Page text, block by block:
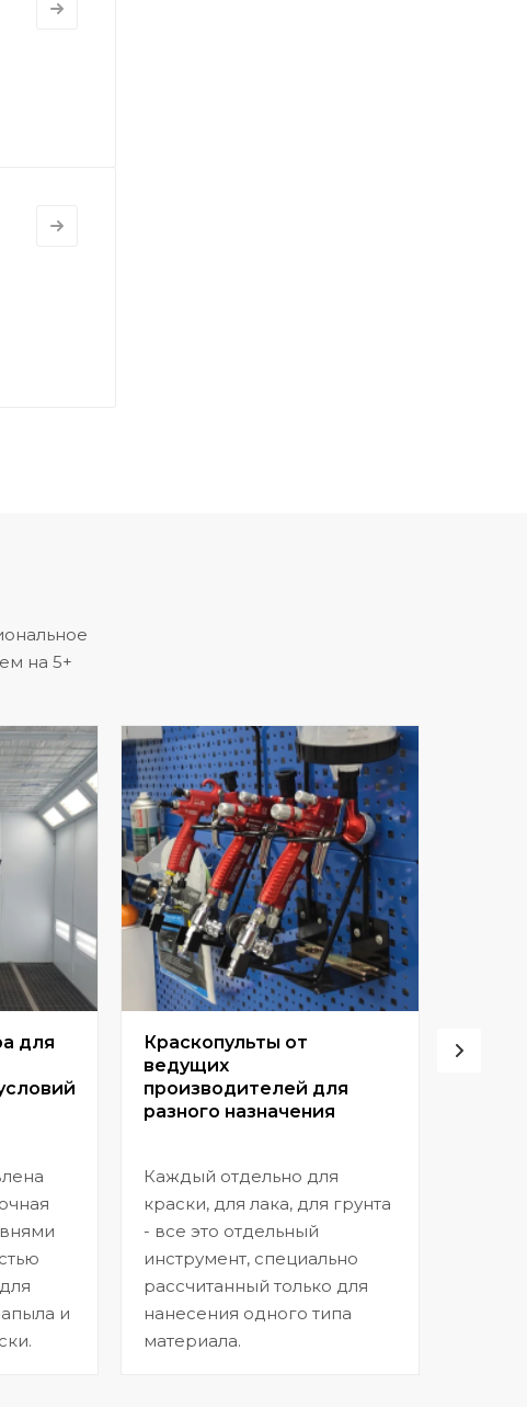
на 5+
для
и
Краскопульты от
ведущих
производителей для
разного назначения
Каждый отдельно для
краски, для лака, для грунта
- все это отдельный
инструмент, специально
рассчитанный только для
нанесения одного типа
материала.